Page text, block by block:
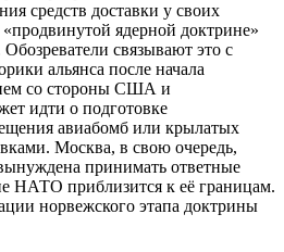
средств доставки у своих
ядерной доктрине»
связывают это с
альянса после начала
со стороны США и
идти о подготовке
авиабомб или крылатых
Москва, в свою очередь,
вынуждена принимать ответные
НАТО приблизится к её границам.
норвежского этапа доктрины